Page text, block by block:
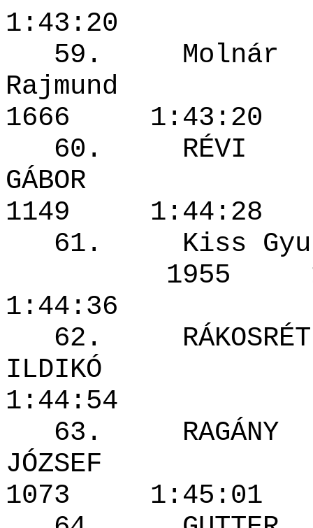
1:43:20
59. Molnár
1666
60. RÉVI
1149
61.
1955
1:44:36
62.
ILDIKÓ
1:44:54
63. RAGÁNY
1073